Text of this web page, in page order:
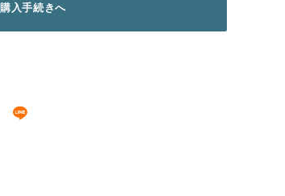
購入手続きへ